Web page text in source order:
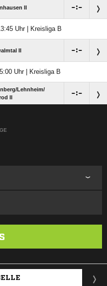
II :
Uhr | Kreisliga B
II :
Uhr | Kreisliga B
​Lehnheim/​
II
: